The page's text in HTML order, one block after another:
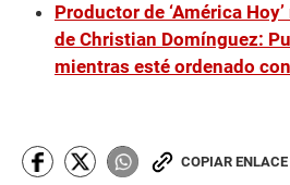
Productor de ‘América
de Christian Domínguez:
mientras esté ordenado
COPIAR ENLACE